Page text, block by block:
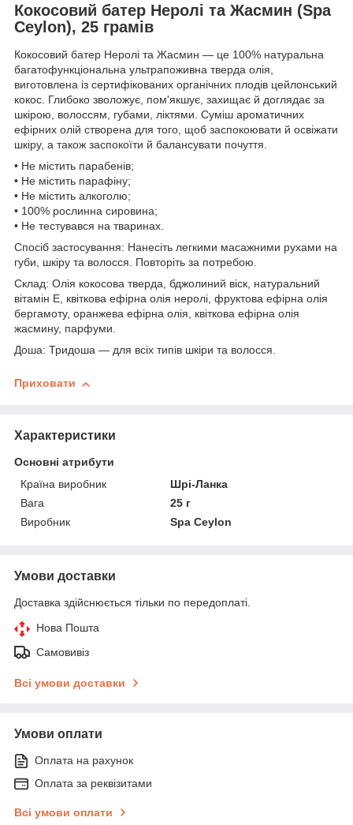
Кокосовий батер Неролі та Жасмин (Spa
Ceylon), 25 грамів
Кокосовий батер Неролі та Жасмин — це 100% натуральна
багатофункціональна ультрапоживна тверда олія,
виготовлена із сертифікованих органічних плодів цейлонський
кокос. Глибоко зволожує, пом'якшує, захищає й доглядає за
шкірою, волоссям, губами, ліктями. Суміш ароматичних
ефірних олій створена для того, щоб заспокоювати й освіжати
шкіру, а також заспокоїти й балансувати почуття.
• Не містить парабенів;
• Не містить парафіну;
• Не містить алкоголю;
• 100% рослинна сировина;
• Не тестувався на тваринах.
Спосіб застосування: Нанесіть легкими масажними рухами на
губи, шкіру та волосся. Повторіть за потребою.
Склад: Олія кокосова тверда, бджолиний віск, натуральний
вітамін E, квіткова ефірна олія неролі, фруктова ефірна олія
бергамоту, оранжева ефірна олія, квіткова ефірна олія
жасмину, парфуми.
Доша: Тридоша — для всіх типів шкіри та волосся.
Приховати
Характеристики
Основні атрибути
Країна виробник
Шрі-Ланка
Вага
25 г
Виробник
Spa Ceylon
Умови доставки
Доставка здійснюється тільки по передоплаті.
Нова Пошта
Самовивіз
Всі умови доставки
Умови оплати
Оплата на рахунок
Оплата за реквізитами
Всі умови оплати